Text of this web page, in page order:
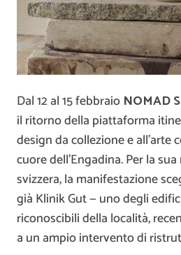
Dal 12 al 15 febbraio NOMAD
il ritorno della piattaforma
design da collezione e all’arte
cuore dell’Engadina. Per la
svizzera, la manifestazione
già Klinik Gut — uno degli
riconoscibili della località,
a un ampio intervento di